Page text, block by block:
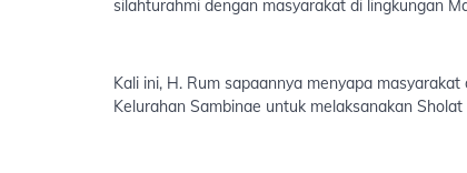
silahturahmi dengan masyarakat di lingkungan
Kali ini, H. Rum sapaannya menyapa
Kelurahan Sambinae untuk melaksanakan